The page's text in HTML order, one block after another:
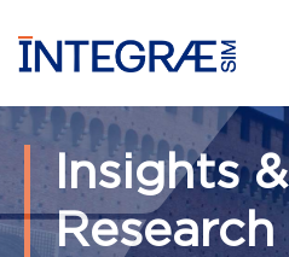
Insights &
Research